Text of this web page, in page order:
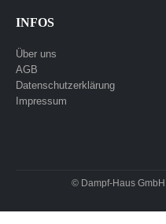
INFOS
Über uns
AGB
Datenschutzerklärung
Impressum
© Dampf-Haus